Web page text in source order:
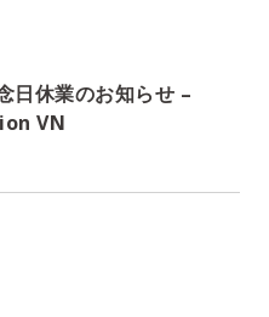
日休業のお知らせ –
VN